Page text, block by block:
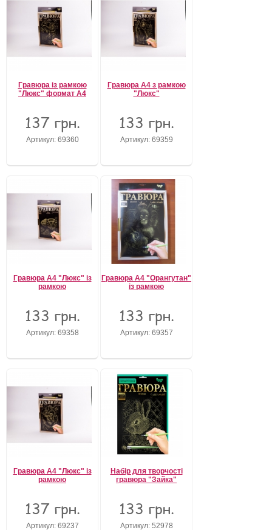
Гравюра із рамкою
"Люкс" формат А4
137 грн.
Артикул: 69360
Гравюра А4 з рамкою
"Люкс"
133 грн.
Артикул: 69359
Гравюра А4 "Люкс" із
рамкою
133 грн.
Артикул: 69358
Гравюра А4 "Орангутан"
із рамкою
133 грн.
Артикул: 69357
Гравюра А4 "Люкс" із
рамкою
137 грн.
Артикул: 69237
Набір для творчості
гравюра "Зайка"
133 грн.
Артикул: 52978